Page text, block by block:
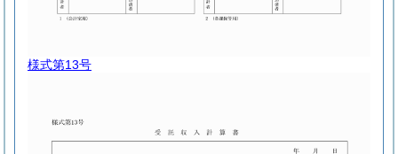
様式第13号